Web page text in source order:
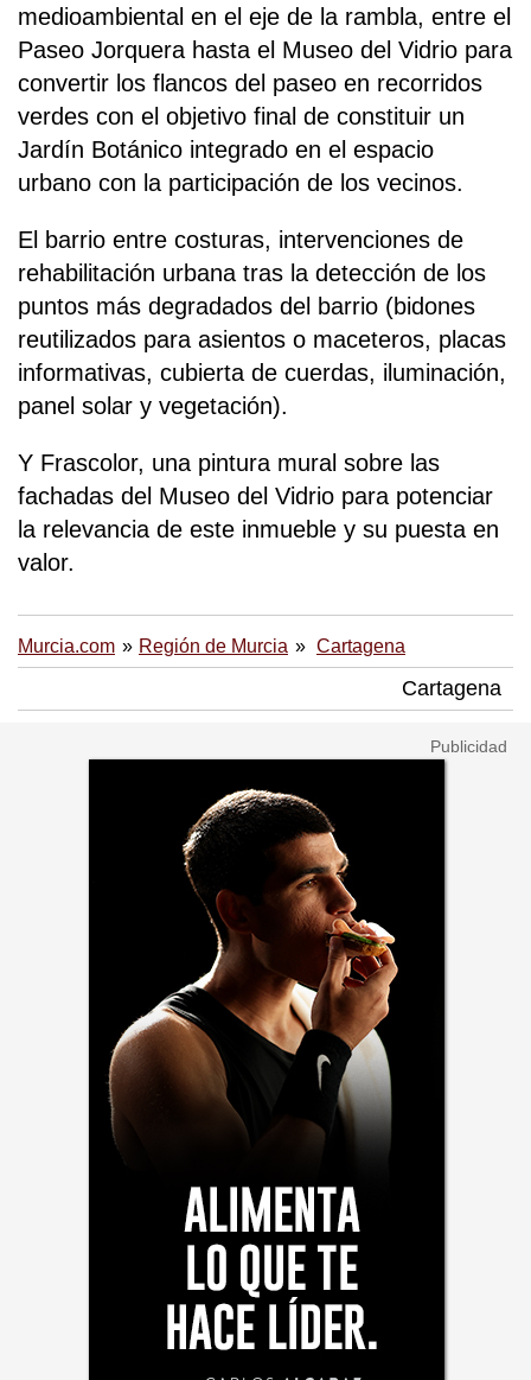
medioambiental en el eje de la rambla, entre el
Paseo Jorquera hasta el Museo del Vidrio para
convertir los flancos del paseo en recorridos
verdes con el objetivo final de constituir un
Jardín Botánico integrado en el espacio
urbano con la participación de los vecinos.
El barrio entre costuras, intervenciones de
rehabilitación urbana tras la detección de los
puntos más degradados del barrio (bidones
reutilizados para asientos o maceteros, placas
informativas, cubierta de cuerdas, iluminación,
panel solar y vegetación).
Y Frascolor, una pintura mural sobre las
fachadas del Museo del Vidrio para potenciar
la relevancia de este inmueble y su puesta en
valor.
Murcia.com Región de Murcia Cartagena
Cartagena